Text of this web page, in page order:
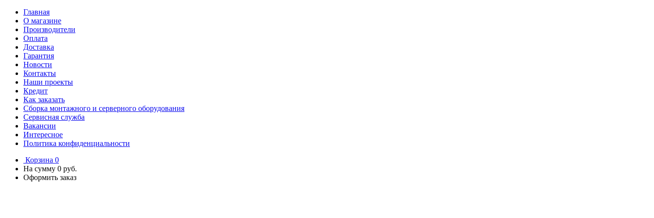
Главная
О магазине
Производители
Оплата
Доставка
Гарантия
Новости
Контакты
Наши проекты
Кредит
Как заказать
Сборка монтажного и серверного оборудования
Сервисная служба
Вакансии
Интересное
Политика конфиденциальности
Корзина 0
На сумму 0 руб.
Оформить заказ